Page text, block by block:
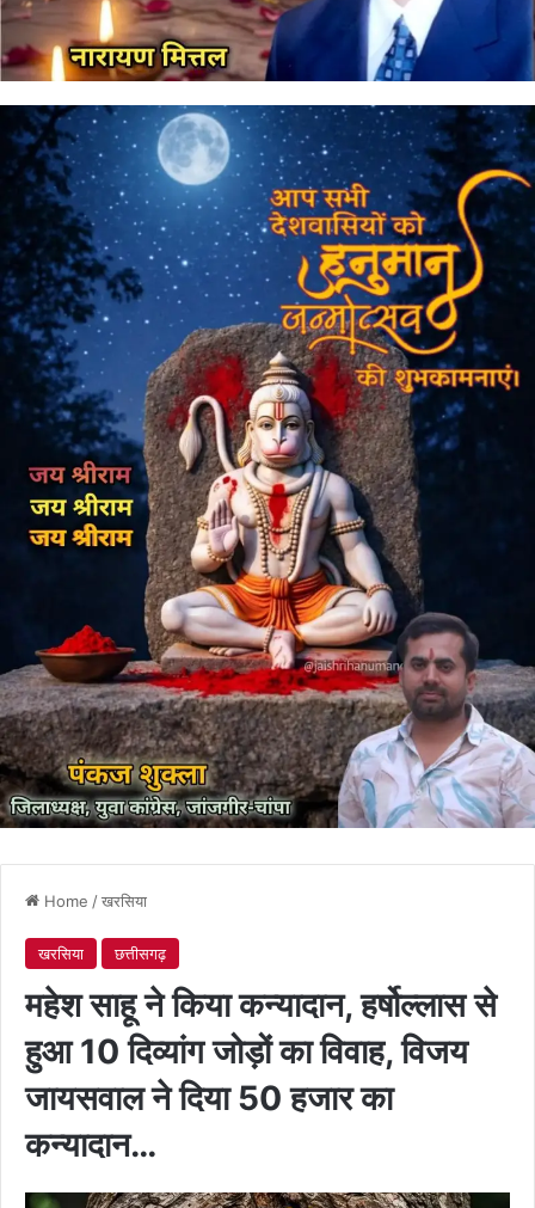
Home /खरसिया
खरसिया छत्तीसगढ़
महेश साहू ने किया कन्यादान, हर्षोल्लास से
हुआ 10 दिव्यांग जोड़ों का विवाह, विजय
जायसवाल ने दिया 50 हजार का
कन्यादान…